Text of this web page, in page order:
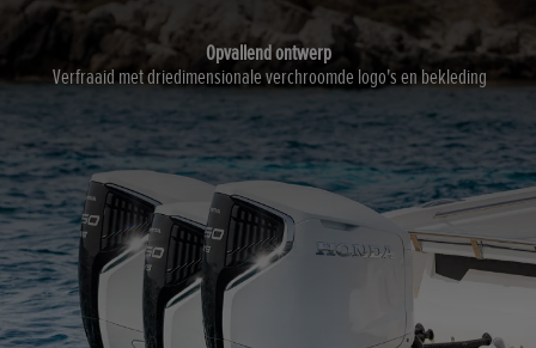
Opvallend ontwerp
Verfraaid met driedimensionale verchroomde logo's en bekleding